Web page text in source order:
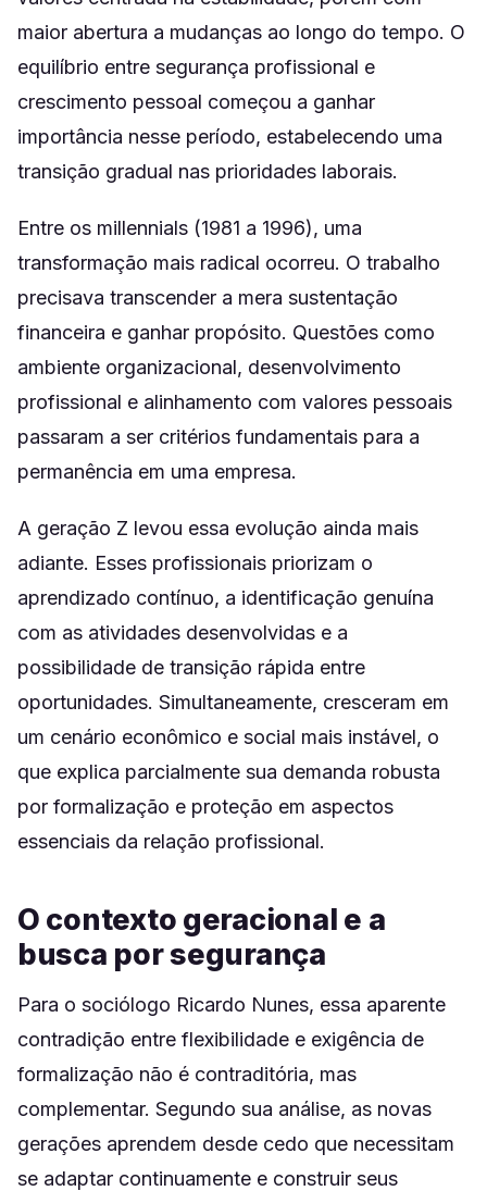
maior abertura a mudanças ao longo do tempo. O
equilíbrio entre segurança profissional e
crescimento pessoal começou a ganhar
importância nesse período, estabelecendo uma
transição gradual nas prioridades laborais.
Entre os millennials (1981 a 1996), uma
transformação mais radical ocorreu. O trabalho
precisava transcender a mera sustentação
financeira e ganhar propósito. Questões como
ambiente organizacional, desenvolvimento
profissional e alinhamento com valores pessoais
passaram a ser critérios fundamentais para a
permanência em uma empresa.
A geração Z levou essa evolução ainda mais
adiante. Esses profissionais priorizam o
aprendizado contínuo, a identificação genuína
com as atividades desenvolvidas e a
possibilidade de transição rápida entre
oportunidades. Simultaneamente, cresceram em
um cenário econômico e social mais instável, o
que explica parcialmente sua demanda robusta
por formalização e proteção em aspectos
essenciais da relação profissional.
O contexto geracional e a
busca por segurança
Para o sociólogo Ricardo Nunes, essa aparente
contradição entre flexibilidade e exigência de
formalização não é contraditória, mas
complementar. Segundo sua análise, as novas
gerações aprendem desde cedo que necessitam
se adaptar continuamente e construir seus